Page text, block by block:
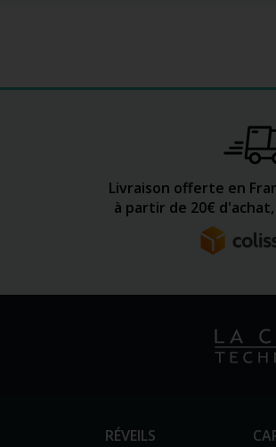
Livraison offerte en
à partir de 20€
RÉVEILS